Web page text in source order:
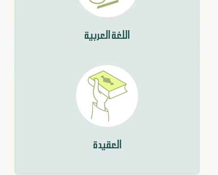
اللغة العربية
العقيدة